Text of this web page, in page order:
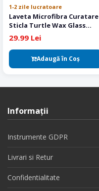
1-2 zile lucratoare
Laveta Microfibra Curatare
Sticla Turtle Wax Glass
Towel
29.99 Lei
Adaugă în Coş
Informaţii
Instrumente GDPR
Livrari si Retur
Confidentialitate